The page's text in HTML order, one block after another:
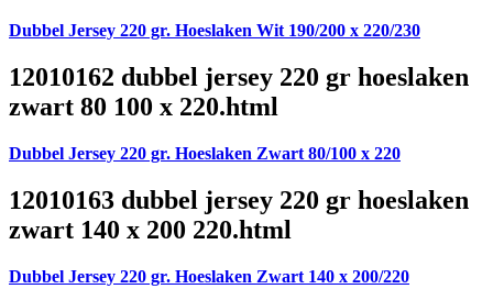
Dubbel Jersey 220 gr. Hoeslaken Wit 190/200 x 220/230
12010162 dubbel jersey 220 gr hoeslaken
zwart 80 100 x 220.html
Dubbel Jersey 220 gr. Hoeslaken Zwart 80/100 x 220
12010163 dubbel jersey 220 gr hoeslaken
zwart 140 x 200 220.html
Dubbel Jersey 220 gr. Hoeslaken Zwart 140 x 200/220